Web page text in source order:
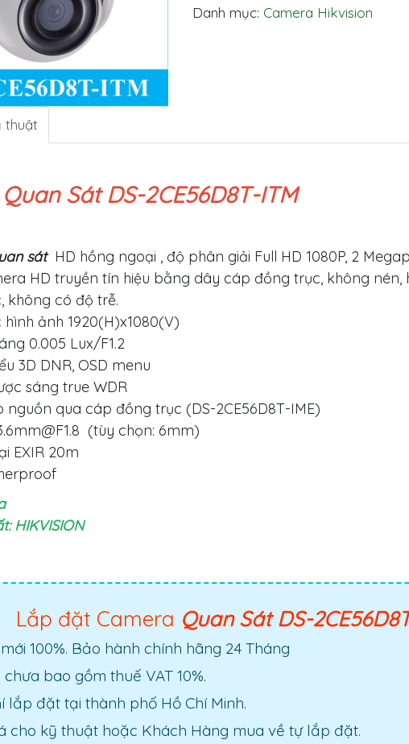
Danh mục: Camera Hikvision
thuật
Sát DS-2CE56D8T-ITM
sátHD hồng ngoại , độ phân giải Full HD 1080P, 2
HD truyền tín hiệu bằng dây cáp đồng trục, không nén,
không có độ trễ.
ảnh 1920(H)x1080(V)
0.005 Lux/F1.2
3D DNR, OSD menu
sáng true WDR
nguồn qua cáp đồng trục (DS-2CE56D8T-IME)
(tùy chọn: 6mm)
EXIR 20m
HIKVISION
Lắp đặt Camera Quan Sát DS-
100%. Bảo hành chính hãng 24 Tháng
bao gồm thuế VAT 10%.
lắp đặt tại thành phố Hồ Chí Minh.
cho kỹ thuật hoặc Khách Hàng mua về tự lắp đặt.